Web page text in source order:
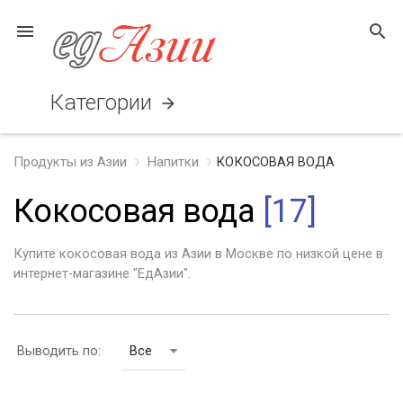
menu search
Категории arrow_forward
Продукты из Азии Напитки КОКОСОВАЯ ВОДА
Кокосовая вода [17]
Купите кокосовая вода из Азии в Москве по низкой цене в
интернет-магазине "ЕдАзии".
Выводить по: Все